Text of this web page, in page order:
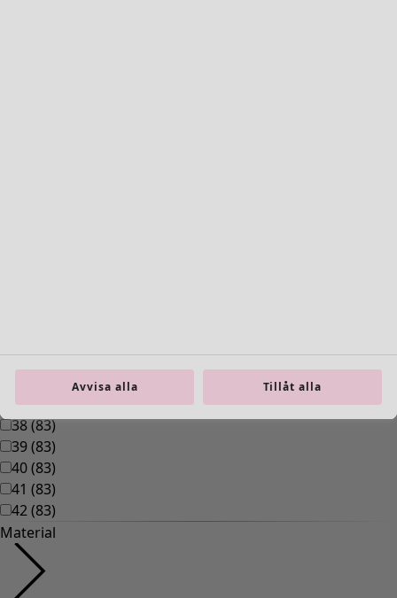
Inredning
Nyheter
All inredning
Gardiner
Kuddar & kuddfodral
Mattor
Frotté
Avvisa alla Tillåt alla